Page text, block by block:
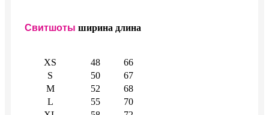
Свитшоты ширина длина
XS 48
66
S
50
67
M
52
68
L
55
70